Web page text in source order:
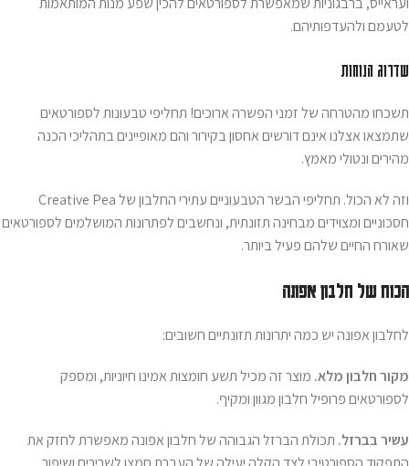
לטעמם ולהעדפותיהם.
שדרוג הנוחות
תשכחו מהטרחה של זמני הפשרה ארוכים! תחליפי טבעונות לספורטאים
שתמצאו אצלנו אינם דורשים אחסון בקירור והם מאופיינים בתהליכי הכנה
מהירים ונטולי מאמץ.
וזה לא הכול. תחליפי הבשר הטבעוניים עתירי החלבון של Creative Pea
חסכוניים ומצוידים מבחינה תזונתית, ונחשבים לפתרונות המושלמים לספורטאים
שאורח החיים שלהם פעיל ביותר.
הכוח של חלבון אפונה
לחלבון אפונה יש כמה יתרונות תזונתיים חשובים:
מקור חלבון מלא. מוצר זה מכיל תשע חומצות אמינו חיוניות, ומספק
לספורטאים פרופיל חלבון מגוון ומקיף.
עשיר בברזל. תכולת הברזל הגבוהה של חלבון אפונה מאפשרת לחזק את